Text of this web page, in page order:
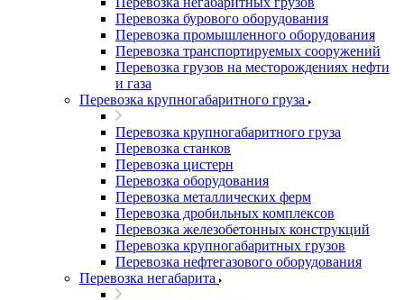
Перевозка бурового оборудования
Перевозка промышленного оборудования
Перевозка транспортируемых сооружений
Перевозка грузов на месторождениях нефти
и газа
Перевозка крупногабаритного груза
Перевозка крупногабаритного груза
Перевозка станков
Перевозка цистерн
Перевозка оборудования
Перевозка металлических ферм
Перевозка дробильных комплексов
Перевозка железобетонных конструкций
Перевозка крупногабаритных грузов
Перевозка нефтегазового оборудования
Перевозка негабарита